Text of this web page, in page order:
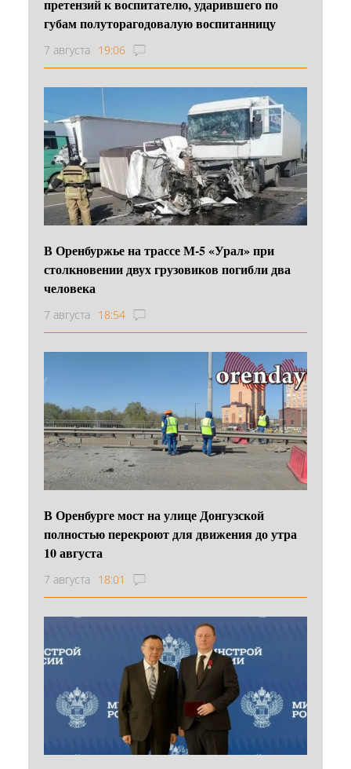
претензий к воспитателю, ударившего по
губам полуторагодовалую воспитанницу
7 августа 19:06
В Оренбуржье на трассе М-5 «Урал» при
столкновении двух грузовиков погибли два
человека
7 августа 18:54
В Оренбурге мост на улице Донгузской
полностью перекроют для движения до утра
10 августа
7 августа 18:01